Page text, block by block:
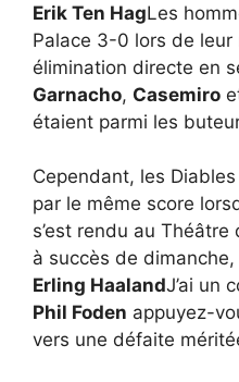
Erik Ten HagLes
Palace 3-0 lors de leur
élimination directe en
Garnacho, Casemiro
étaient parmi les
Cependant, les
par le même score
s’est rendu au
à succès de
Erling HaalandJ’ai un
Phil Foden appuyez-
vers une défaite